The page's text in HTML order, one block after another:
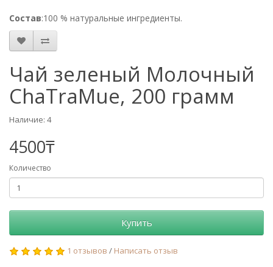
Состав:100 % натуральные ингредиенты.
Чай зеленый Молочный
ChaTraMue, 200 грамм
Наличие: 4
4500₸
Количество
Купить
1 отзывов / Написать отзыв